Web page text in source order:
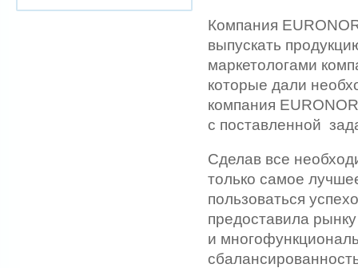
Компания
выпускать
маркетологами
которые дали
компания
с поставленной
Сделав все
только самое
пользоваться
предоставила
и